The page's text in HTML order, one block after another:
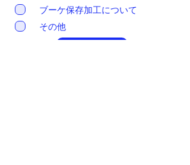
ブーケ保存加工について
その他
送信する